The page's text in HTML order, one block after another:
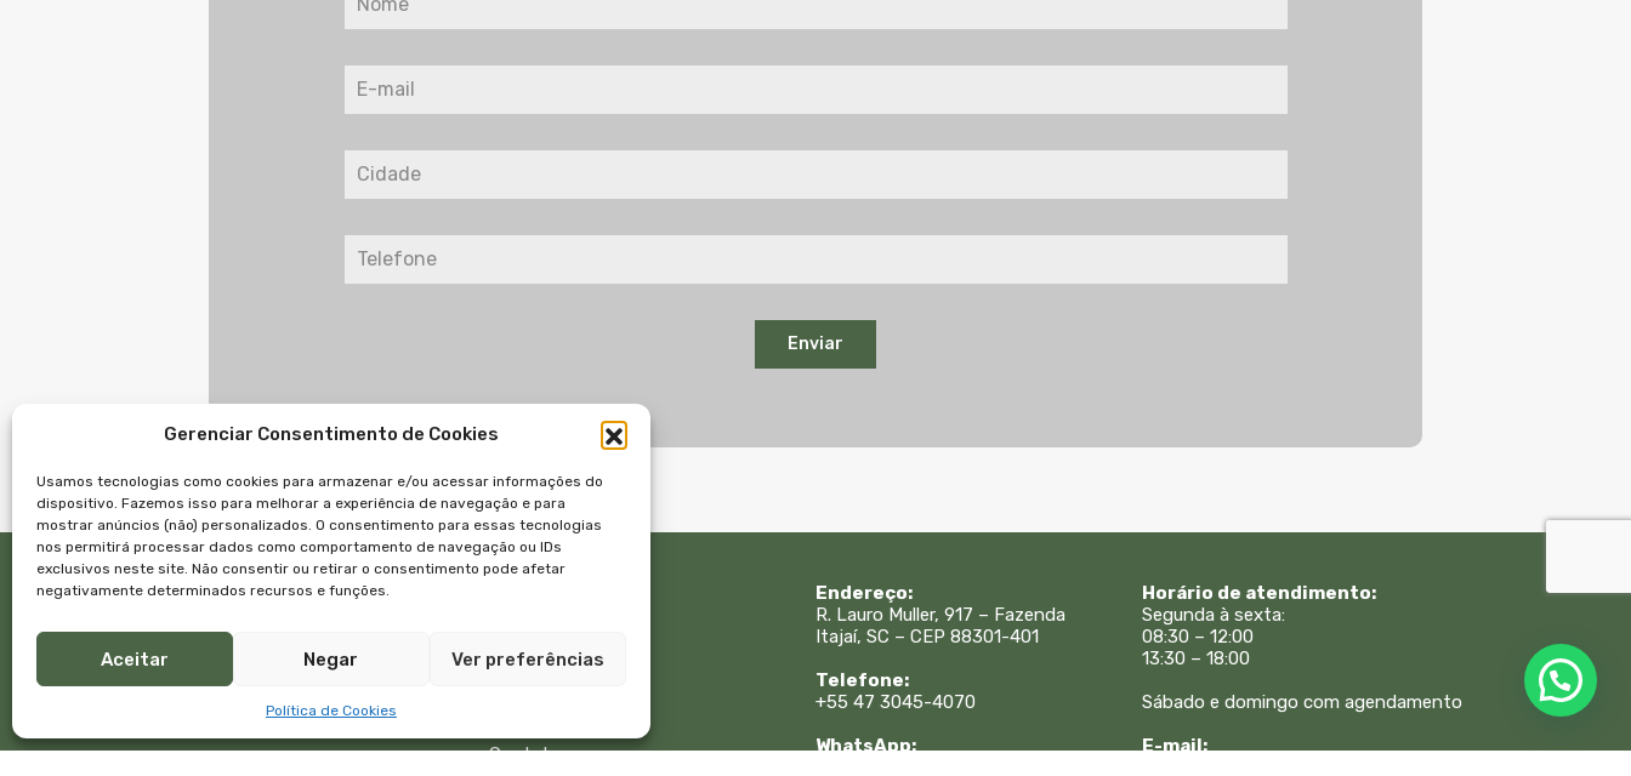
Gerenciar Consentimento de Cookies
Usamos tecnologias como cookies para armazenar e/ou acessar informações do
dispositivo. Fazemos isso para melhorar a experiência de navegação e para
mostrar anúncios (não) personalizados. O consentimento para essas tecnologias
nos permitirá processar dados como comportamento de navegação ou IDs
exclusivos neste site. Não consentir ou retirar o consentimento pode afetar
negativamente determinados recursos e funções.
Aceitar Negar Ver preferências
Política de Cookies
Enviar
Empresa
Contato
Endereço:
R. Lauro Muller, 917 – Fazenda
Itajaí, SC – CEP 88301-401
Telefone:
+55 47 3045-4070
WhatsApp:
Horário de atendimento:
Segunda à sexta:
08:30 – 12:00
13:30 – 18:00
Sábado e domingo com agendamento
E-mail: